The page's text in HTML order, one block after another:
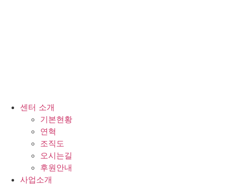
센터 소개
기본현황
연혁
조직도
오시는길
후원안내
사업소개